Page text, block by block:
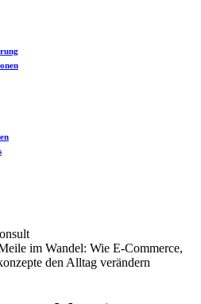
im Wandel: Wie E-Commerce,
den Alltag verändern